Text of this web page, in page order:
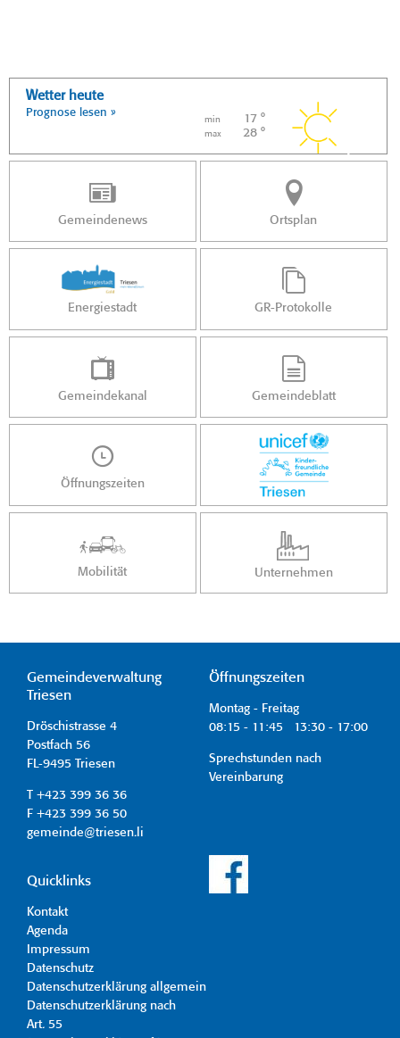
Wetter heute
Prognose lesen »
min 17 °
max 28 °
Gemeindenews Ortsplan
Energiestadt GR-Protokolle
Gemeindekanal Gemeindeblatt
Öffnungszeiten
Mobilität Unternehmen
Gemeindeverwaltung
Triesen
Dröschistrasse 4
Postfach 56
FL-9495 Triesen
T +423 399 36 36
F +423 399 36 50
gemeinde@triesen.li
Öffnungszeiten
Montag - Freitag
08:15 - 11:45 13:30 - 17:00
Sprechstunden nach
Vereinbarung
Quicklinks
Kontakt
Agenda
Impressum
Datenschutz
Datenschutzerklärung allgemein
Datenschutzerklärung nach
Art. 55